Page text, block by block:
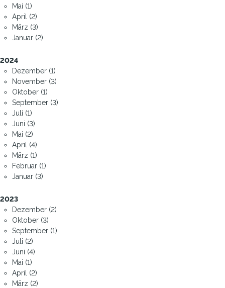
Mai (1)
April (2)
März (3)
Januar (2)
2024
Dezember (1)
November (3)
Oktober (1)
September (3)
Juli (1)
Juni (3)
Mai (2)
April (4)
März (1)
Februar (1)
Januar (3)
2023
Dezember (2)
Oktober (3)
September (1)
Juli (2)
Juni (4)
Mai (1)
April (2)
März (2)